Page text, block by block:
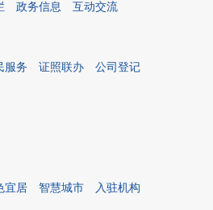
政务信息 互动交流
服务 证照联办
公司登记
宜居 智慧城市 入驻机构